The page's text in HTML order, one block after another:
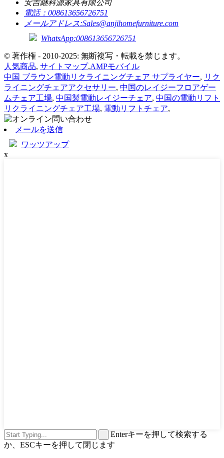
安吉継科源家具有限公司
電話： 008613656726751
メールアドレス:Sales@anjihomefurniture.com
WhatsApp:008613656726751
© 著作権 - 2010-2025: 無断複写・転載を禁じます。
人気商品, サイトマップ,AMPモバイル
中国 ブラウン電動リクライニングチェア サプライヤー, リク
ライニングチェアアクセサリー, 中国のレイジーフロアゲー
ムチェア工場, 中国製電動レイジーチェア, 中国の電動リフト
リクライニングチェア工場, 電動リフトチェア,
メールを送信
ワッツアップ
x
Enterキーを押して検索する
か、ESCキーを押して閉じます